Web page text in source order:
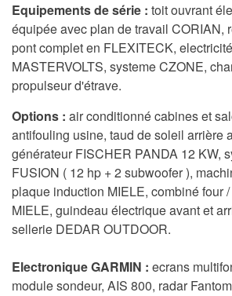
Equipements de série : toit ouvrant
équipée avec plan de travail CORIAN,
pont complet en FLEXITECK,
MASTERVOLTS, systeme CZONE,
propulseur d'étrave.
Options : air conditionné cabines et
antifouling usine, taud de soleil arrière
générateur FISCHER PANDA 12 KW,
FUSION ( 12 hp + 2 subwoofer ),
plaque induction MIELE, combiné four
MIELE, guindeau électrique avant et
sellerie DEDAR OUTDOOR.
Electronique GARMIN : ecrans
module sondeur, AIS 800, radar